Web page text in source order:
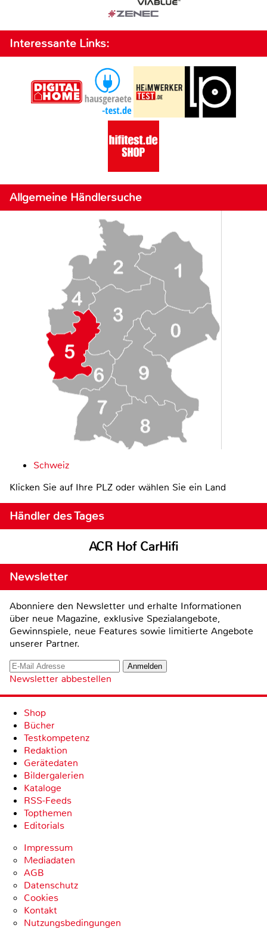
Interessante Links:
Allgemeine Händlersuche
Schweiz
Klicken Sie auf Ihre PLZ oder wählen Sie ein Land
Händler des Tages
ACR Hof CarHifi
Newsletter
Abonniere den Newsletter und erhalte Informationen
über neue Magazine, exklusive Spezialangebote,
Gewinnspiele, neue Features sowie limitierte Angebote
unserer Partner.
Newsletter abbestellen
Shop
Bücher
Testkompetenz
Redaktion
Gerätedaten
Bildergalerien
Kataloge
RSS-Feeds
Topthemen
Editorials
Impressum
Mediadaten
AGB
Datenschutz
Cookies
Kontakt
Nutzungsbedingungen